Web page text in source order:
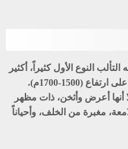
التألب النوع الأول كثيراً، أكثير
منابته الأصدار وجبال سهول تهامة، على ارتفاع (1500-1700م).
أنها أعرض وأثخن، ذات مظهر
مغبرة من الخلف، وأحياناً